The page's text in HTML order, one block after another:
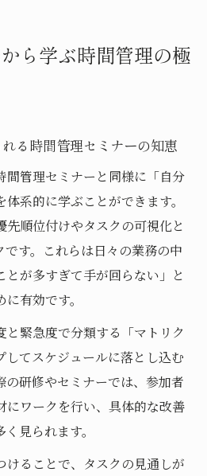
ら学ぶ時間管理の極
る時間管理セミナーの知恵
間管理セミナーと同様に「自分
系的に学ぶことができます。
順位付けやタスクの可視化と
す。これらは日々の業務の中
が多すぎて手が回らない」と
有効です。
緊急度で分類する「マトリク
してスケジュールに落とし込む
の研修やセミナーでは、参加者
にワークを行い、具体的な改善
見られます。
けることで、タスクの見通しが